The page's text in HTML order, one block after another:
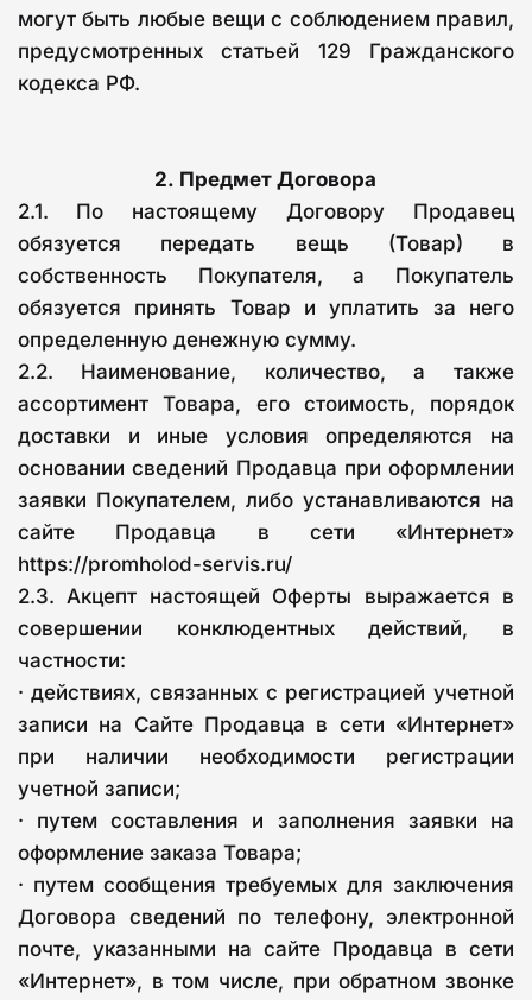
могут быть любые вещи с соблюдением правил,
предусмотренных статьей 129 Гражданского
кодекса РФ.
2. Предмет Договора
2.1. По настоящему Договору Продавец
обязуется передать вещь (Товар) в
собственность Покупателя, а Покупатель
обязуется принять Товар и уплатить за него
определенную денежную сумму.
2.2. Наименование, количество, а также
ассортимент Товара, его стоимость, порядок
доставки и иные условия определяются на
основании сведений Продавца при оформлении
заявки Покупателем, либо устанавливаются на
сайте Продавца в сети «Интернет»
https://promholod-servis.ru/
2.3. Акцепт настоящей Оферты выражается в
совершении конклюдентных действий, в
частности:
· действиях, связанных с регистрацией учетной
записи на Сайте Продавца в сети «Интернет»
при наличии необходимости регистрации
учетной записи;
· путем составления и заполнения заявки на
оформление заказа Товара;
· путем сообщения требуемых для заключения
Договора сведений по телефону, электронной
почте, указанными на сайте Продавца в сети
«Интернет», в том числе, при обратном звонке